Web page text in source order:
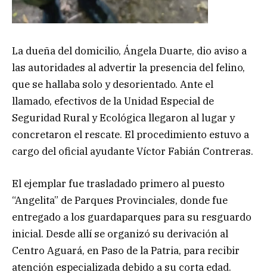
La dueña del domicilio, Ángela Duarte, dio aviso a
las autoridades al advertir la presencia del felino,
que se hallaba solo y desorientado. Ante el
llamado, efectivos de la Unidad Especial de
Seguridad Rural y Ecológica llegaron al lugar y
concretaron el rescate. El procedimiento estuvo a
cargo del oficial ayudante Víctor Fabián Contreras.
El ejemplar fue trasladado primero al puesto
“Angelita” de Parques Provinciales, donde fue
entregado a los guardaparques para su resguardo
inicial. Desde allí se organizó su derivación al
Centro Aguará, en Paso de la Patria, para recibir
atención especializada debido a su corta edad.